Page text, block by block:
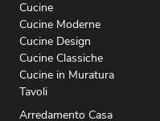
Cucine
Cucine Moderne
Cucine Design
Cucine Classiche
Cucine in Muratura
Tavoli
Arredamento Casa